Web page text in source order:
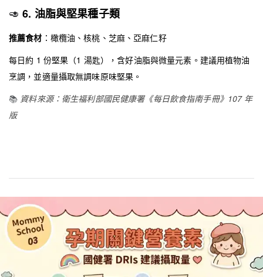
🥑 6. 油脂與堅果種子類
推薦食材 ：橄欖油、核桃、芝麻、亞麻仁籽
每日約 1 份堅果（1 湯匙），含好油脂與微量元素。建議用植物油
烹調，並適量攝取無調味原味堅果。
📚 資料來源：衛生福利部國民健康署《每日飲食指南手冊》107 年
版